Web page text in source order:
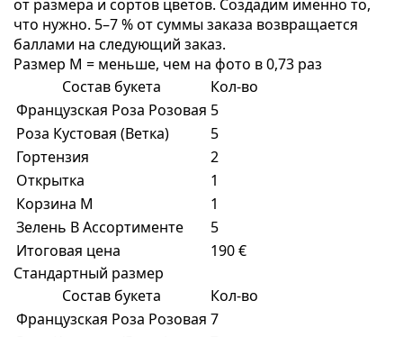
от размера и сортов цветов. Создадим именно то,
что нужно. 5–7 % от суммы заказа возвращается
баллами на следующий заказ.
Размер M = меньше, чем на фото в 0,73 раз
Состав букета
Кол-во
Французская Роза Розовая 5
Роза Кустовая (Ветка)
5
Гортензия
2
Открытка
1
Корзина M
1
Зелень В Ассортименте
5
Итоговая цена
190 €
Стандартный размер
Состав букета
Кол-во
Французская Роза Розовая 7